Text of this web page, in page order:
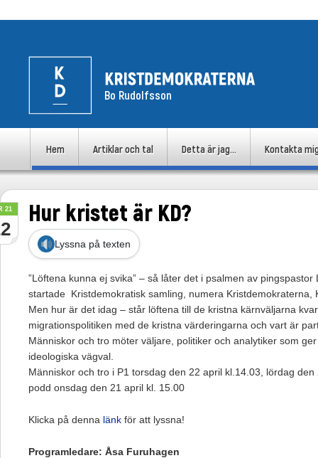
Bo Rudolfsson
Hoppa till huvudinnehåll
Hoppa till sekundärt innehåll
Hem Artiklar och tal Detta är jag… Kontakta
Hur kristet är KD?
21
Lyssna på texten
”Löftena kunna ej svika” – så låter det i psalmen av
startade Kristdemokratisk samling, numera Kristdemokraterna,
Men hur är det idag – står löftena till de kristna kärnväljarna
migrationspolitiken med de kristna värderingarna och vart är
Människor och tro möter väljare, politiker och analytiker som
ideologiska vägval.
Människor och tro i P1 torsdag den 22 april kl.14.03, lördag
podd onsdag den 21 april kl. 15.00
Klicka på denna länk för att lyssna!
Programledare: Åsa Furuhagen